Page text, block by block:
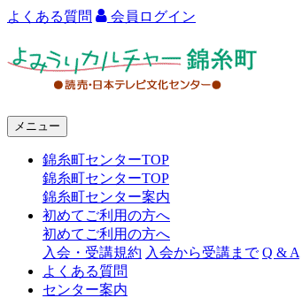
よくある質問 会員ログイン
ャ
メニュー
錦糸町センターTOP
錦糸町センターTOP
錦糸町センター案内
初めてご利用の方へ
初めてご利用の方へ
入会・受講規約 入会から受講まで Q & A
よくある質問
センター案内